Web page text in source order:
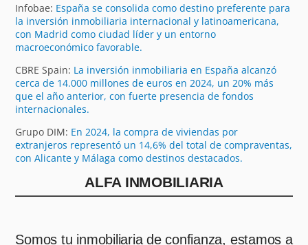
Infobae: España se consolida como destino preferente para
la inversión inmobiliaria internacional y latinoamericana,
con Madrid como ciudad líder y un entorno
macroeconómico favorable.
CBRE Spain: La inversión inmobiliaria en España alcanzó
cerca de 14.000 millones de euros en 2024, un 20% más
que el año anterior, con fuerte presencia de fondos
internacionales.
Grupo DIM: En 2024, la compra de viviendas por
extranjeros representó un 14,6% del total de compraventas,
con Alicante y Málaga como destinos destacados.
ALFA INMOBILIARIA
Somos tu inmobiliaria de confianza, estamos a